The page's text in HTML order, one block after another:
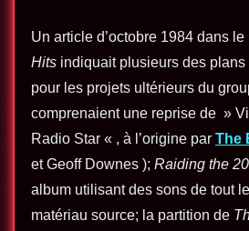
Un article d’octobre 1984 dans
Hits indiquait plusieurs des plans
pour les projets ultérieurs du
comprenaient une reprise de »
Radio Star « , à l’origine par The
et Geoff Downes ); Raiding the
album utilisant des sons de tout
matériau source; la partition de